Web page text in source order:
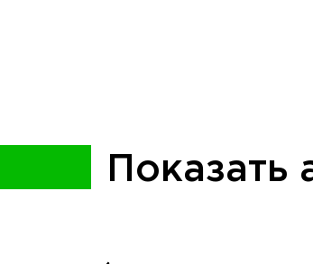
Показать